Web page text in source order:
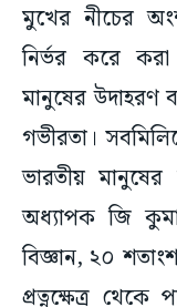
মুখের নীচের
নির্ভর করে
মানুষের উদাহরণ
গভীরতা।
ভারতীয় মানুষের
অধ্যাপক জি
বিজ্ঞান, ২০
প্রত্নক্ষেত্র থেকে